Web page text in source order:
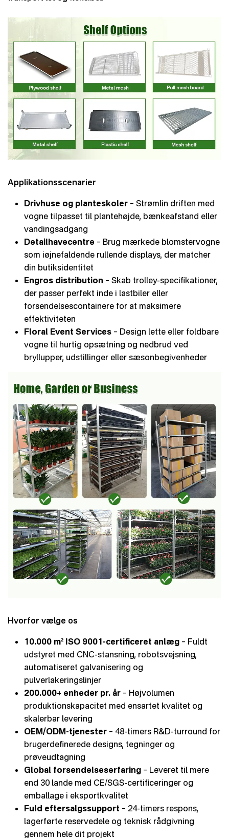
Applikationsscenarier
Drivhuse og planteskoler – Strømlin driften med
vogne tilpasset til plantehøjde, bænkeafstand eller
vandingsadgang
Detailhavecentre – Brug mærkede blomstervogne
som iøjnefaldende rullende displays, der matcher
din butiksidentitet
Engros distribution – Skab trolley-specifikationer,
der passer perfekt inde i lastbiler eller
forsendelsescontainere for at maksimere
effektiviteten
Floral Event Services – Design lette eller foldbare
vogne til hurtig opsætning og nedbrud ved
bryllupper, udstillinger eller sæsonbegivenheder
Hvorfor vælge os
10.000 m² ISO 9001-certificeret anlæg – Fuldt
udstyret med CNC-stansning, robotsvejsning,
automatiseret galvanisering og
pulverlakeringslinjer
200.000+ enheder pr. år – Højvolumen
produktionskapacitet med ensartet kvalitet og
skalerbar levering
OEM/ODM-tjenester – 48-timers R&D-turround for
brugerdefinerede designs, tegninger og
prøveudtagning
Global forsendelseserfaring – Leveret til mere
end 30 lande med CE/SGS-certificeringer og
emballage i eksportkvalitet
Fuld eftersalgssupport – 24-timers respons,
lagerførte reservedele og teknisk rådgivning
gennem hele dit projekt